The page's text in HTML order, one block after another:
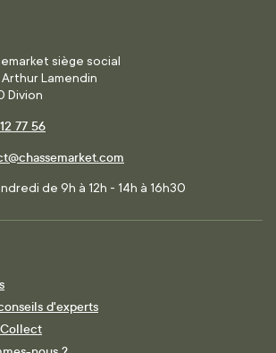
siège social
Arthur Lamendin
Divion
77 56
de 9h à 12h - 14h à 16h30
d'experts